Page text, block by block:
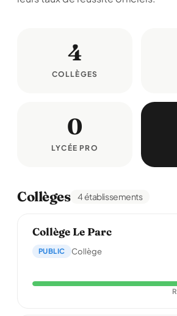
4
COLLÈGES
0
LYCÉE PRO
Collèges 4 établissements
Collège Le Parc
PUBLIC Collège